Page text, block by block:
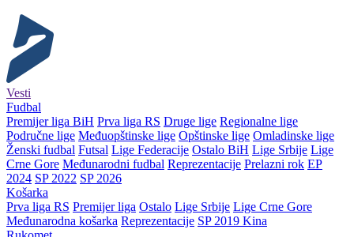
Vesti
Fudbal
Premijer liga BiH Prva liga RS Druge lige Regionalne lige
Područne lige Međuopštinske lige Opštinske lige Omladinske lige
Ženski fudbal Futsal Lige Federacije Ostalo BiH Lige Srbije Lige
Crne Gore Međunarodni fudbal Reprezentacije Prelazni rok EP
2024 SP 2022 SP 2026
Košarka
Prva liga RS Premijer liga Ostalo Lige Srbije Lige Crne Gore
Međunarodna košarka Reprezentacije SP 2019 Kina